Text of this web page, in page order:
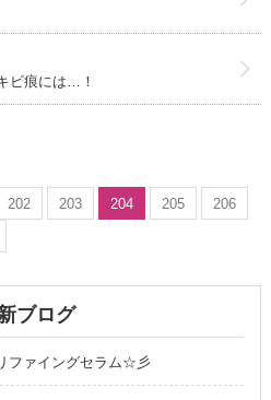
ビ痕には…！
202 203 204 205
206
ブログ
ファイングセラム☆彡